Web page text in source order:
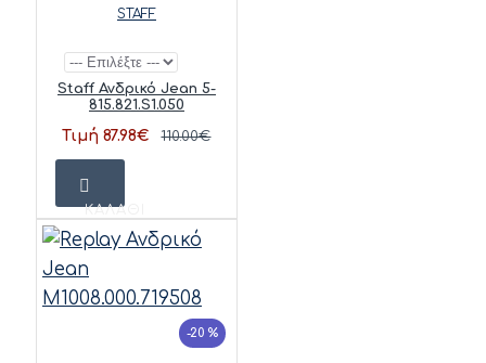
STAFF
Staff Ανδρικό Jean 5-
815.821.S1.050
Τιμή 87.98€ 110.00€
ΚΑΛΆΘΙ
-20 %